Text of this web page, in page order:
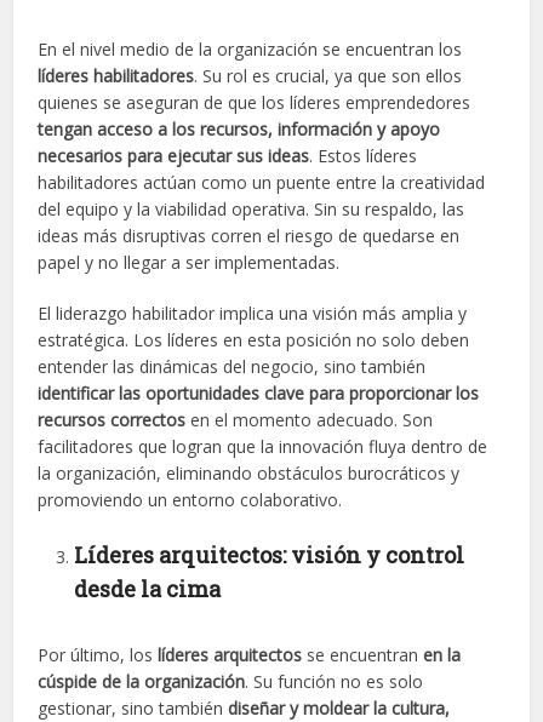
En el nivel medio de la organización se encuentran los
líderes habilitadores. Su rol es crucial, ya que son ellos
quienes se aseguran de que los líderes emprendedores
tengan acceso a los recursos, información y apoyo
necesarios para ejecutar sus ideas. Estos líderes
habilitadores actúan como un puente entre la creatividad
del equipo y la viabilidad operativa. Sin su respaldo, las
ideas más disruptivas corren el riesgo de quedarse en
papel y no llegar a ser implementadas.
El liderazgo habilitador implica una visión más amplia y
estratégica. Los líderes en esta posición no solo deben
entender las dinámicas del negocio, sino también
identificar las oportunidades clave para proporcionar los
recursos correctosen el momento adecuado. Son
facilitadores que logran que la innovación fluya dentro de
la organización, eliminando obstáculos burocráticos y
promoviendo un entorno colaborativo.
Líderes arquitectos: visión y control
desde la cima
Por último, loslíderes arquitectos se encuentranen la
cúspide de la organización. Su función no es solo
gestionar, sino tambiéndiseñar y moldear la cultura,